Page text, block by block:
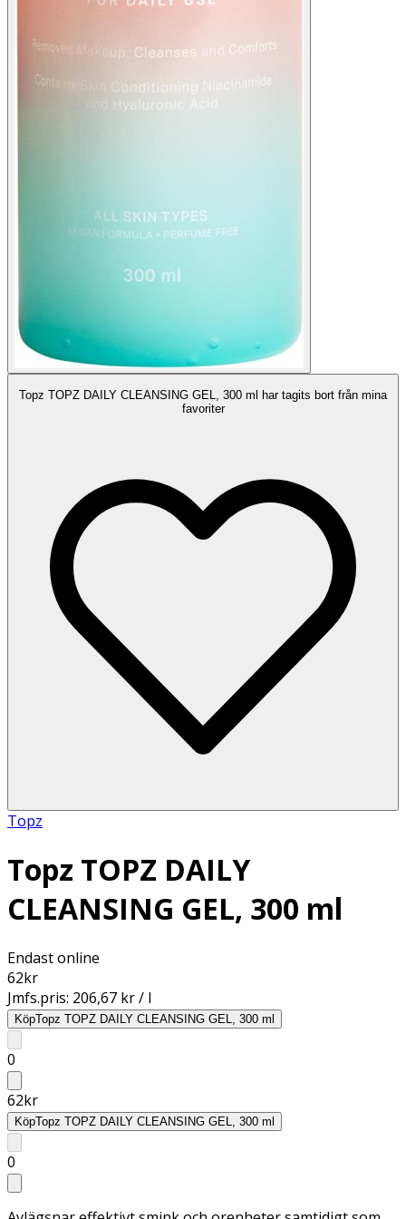
Topz TOPZ DAILY CLEANSING GEL, 300 ml har tagits bort från mina
favoriter
Topz
Topz TOPZ DAILY
CLEANSING GEL, 300 ml
Endast online
62kr
Jmfs.pris: 206,67 kr / l
KöpTopz TOPZ DAILY CLEANSING GEL, 300 ml
0
62kr
KöpTopz TOPZ DAILY CLEANSING GEL, 300 ml
0